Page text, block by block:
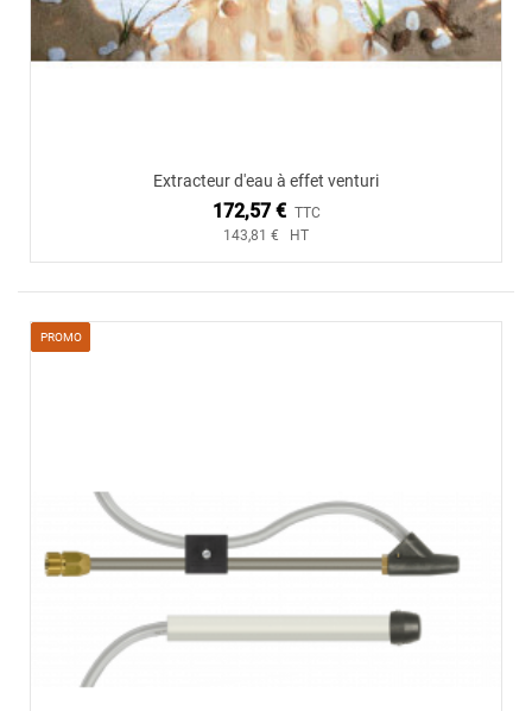
Extracteur d'eau à effet venturi
172,57 € TTC
143,81 € HT
PROMO